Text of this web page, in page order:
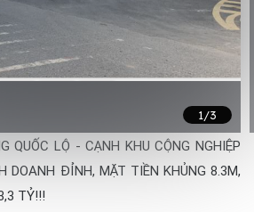
1/3
QUỐC LỘ - CẠNH KHU CỘNG NGHIỆP
DOANH ĐỈNH, MẶT TIỀN KHỦNG 8.3M,
TỶ!!!